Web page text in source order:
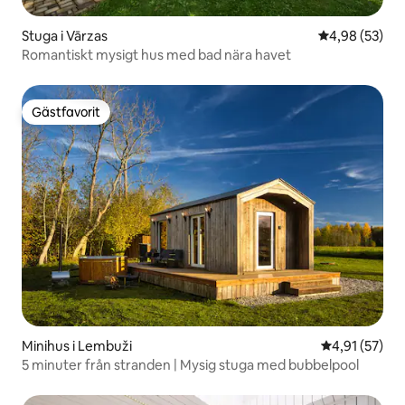
Stuga i Vārzas 4,98 av 5 i
4,98 (53)
Romantiskt mysigt hus med bad nära havet
Gästfavorit
Gästfavorit
Minihus i Lembuži 4,91 av 5 i
4,91 (57)
5 minuter från stranden | Mysig stuga med bubbelpool